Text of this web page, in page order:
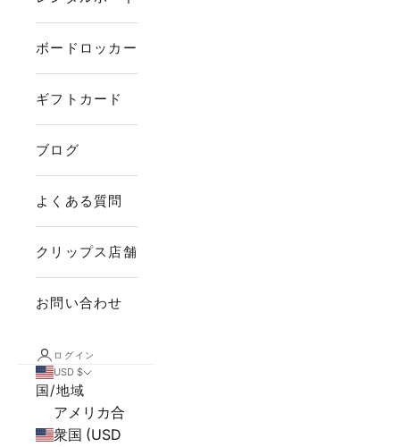
ボードロッカー
ギフトカード
ブログ
よくある質問
クリップス店舗
お問い合わせ
ログイン
USD $
国/地域
アメリカ合
衆国 (USD